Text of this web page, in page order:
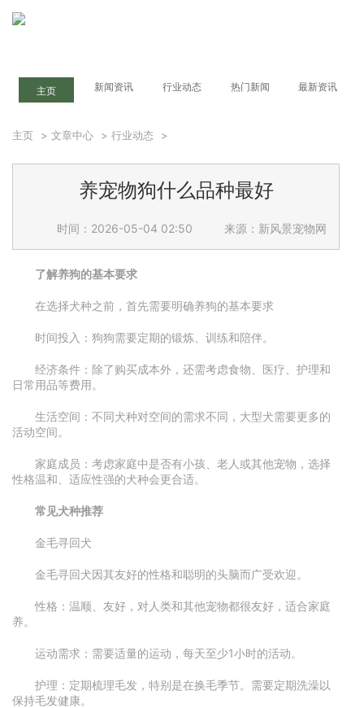
主页 新闻资讯 行业动态 热门新闻 最新资讯
主页 > 文章中心 > 行业动态 >
养宠物狗什么品种最好
时间：2026-05-04 02:50 来源：新风景宠物网
了解养狗的基本要求
在选择犬种之前，首先需要明确养狗的基本要求
时间投入：狗狗需要定期的锻炼、训练和陪伴。
经济条件：除了购买成本外，还需考虑食物、医疗、护理和
日常用品等费用。
生活空间：不同犬种对空间的需求不同，大型犬需要更多的
活动空间。
家庭成员：考虑家庭中是否有小孩、老人或其他宠物，选择
性格温和、适应性强的犬种会更合适。
常见犬种推荐
金毛寻回犬
金毛寻回犬因其友好的性格和聪明的头脑而广受欢迎。
性格：温顺、友好，对人类和其他宠物都很友好，适合家庭
养。
运动需求：需要适量的运动，每天至少1小时的活动。
护理：定期梳理毛发，特别是在换毛季节。需要定期洗澡以
保持毛发健康。